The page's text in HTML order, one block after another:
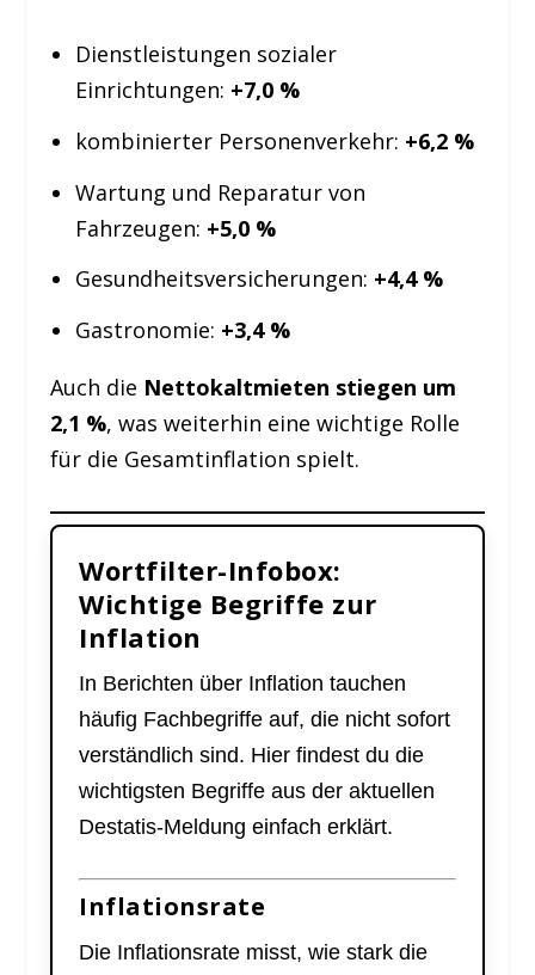
Dienstleistungen sozialer
Einrichtungen: +7,0 %
kombinierter Personenverkehr: +6,2 %
Wartung und Reparatur von
Fahrzeugen: +5,0 %
Gesundheitsversicherungen: +4,4 %
Gastronomie: +3,4 %
Auch die Nettokaltmieten stiegen um
2,1 %, was weiterhin eine wichtige Rolle
für die Gesamtinflation spielt.
Wortfilter-Infobox:
Wichtige Begriffe zur
Inflation
In Berichten über Inflation tauchen
häufig Fachbegriffe auf, die nicht sofort
verständlich sind. Hier findest du die
wichtigsten Begriffe aus der aktuellen
Destatis-Meldung einfach erklärt.
Inflationsrate
Die Inflationsrate misst, wie stark die